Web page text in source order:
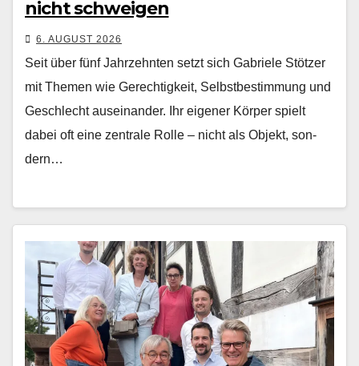
nicht schweigen
6. AUGUST 2026
Seit über fünf Jahrzehn­ten set­zt sich Gabriele Stötzer
mit The­men wie Gerechtigkeit, Selb­st­bes­tim­mung und
Geschlecht auseinan­der. Ihr eigen­er Kör­p­er spielt
dabei oft eine zen­trale Rolle – nicht als Objekt, son­
dern…